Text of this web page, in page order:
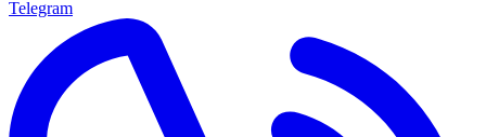
Telegram